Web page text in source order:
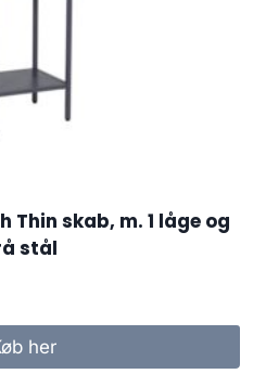
Thin skab, m. 1 låge og
stål
her